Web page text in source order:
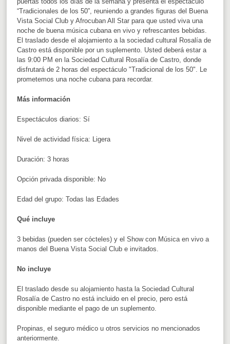
“Tradicionales de los 50”, reuniendo a grandes figuras del Buena
Vista Social Club y Afrocuban All Star para que usted viva una
noche de buena música cubana en vivo y refrescantes bebidas.
El traslado desde el alojamiento a la sociedad cultural Rosalía de
Castro está disponible por un suplemento. Usted deberá estar a
las 9:00 PM en la Sociedad Cultural Rosalía de Castro, donde
disfrutará de 2 horas del espectáculo "Tradicional de los 50". Le
prometemos una noche cubana para recordar.
Más información
Espectáculos diarios: Sí
Nivel de actividad física: Ligera
Duración: 3 horas
Opción privada disponible: No
Edad del grupo: Todas las Edades
Qué incluye
3 bebidas (pueden ser cócteles) y el Show con Música en vivo a
manos del Buena Vista Social Club e invitados.
No incluye
El traslado desde su alojamiento hasta la Sociedad Cultural
Rosalía de Castro no está incluido en el precio, pero está
disponible mediante el pago de un suplemento.
Propinas, el seguro médico u otros servicios no mencionados
anteriormente.